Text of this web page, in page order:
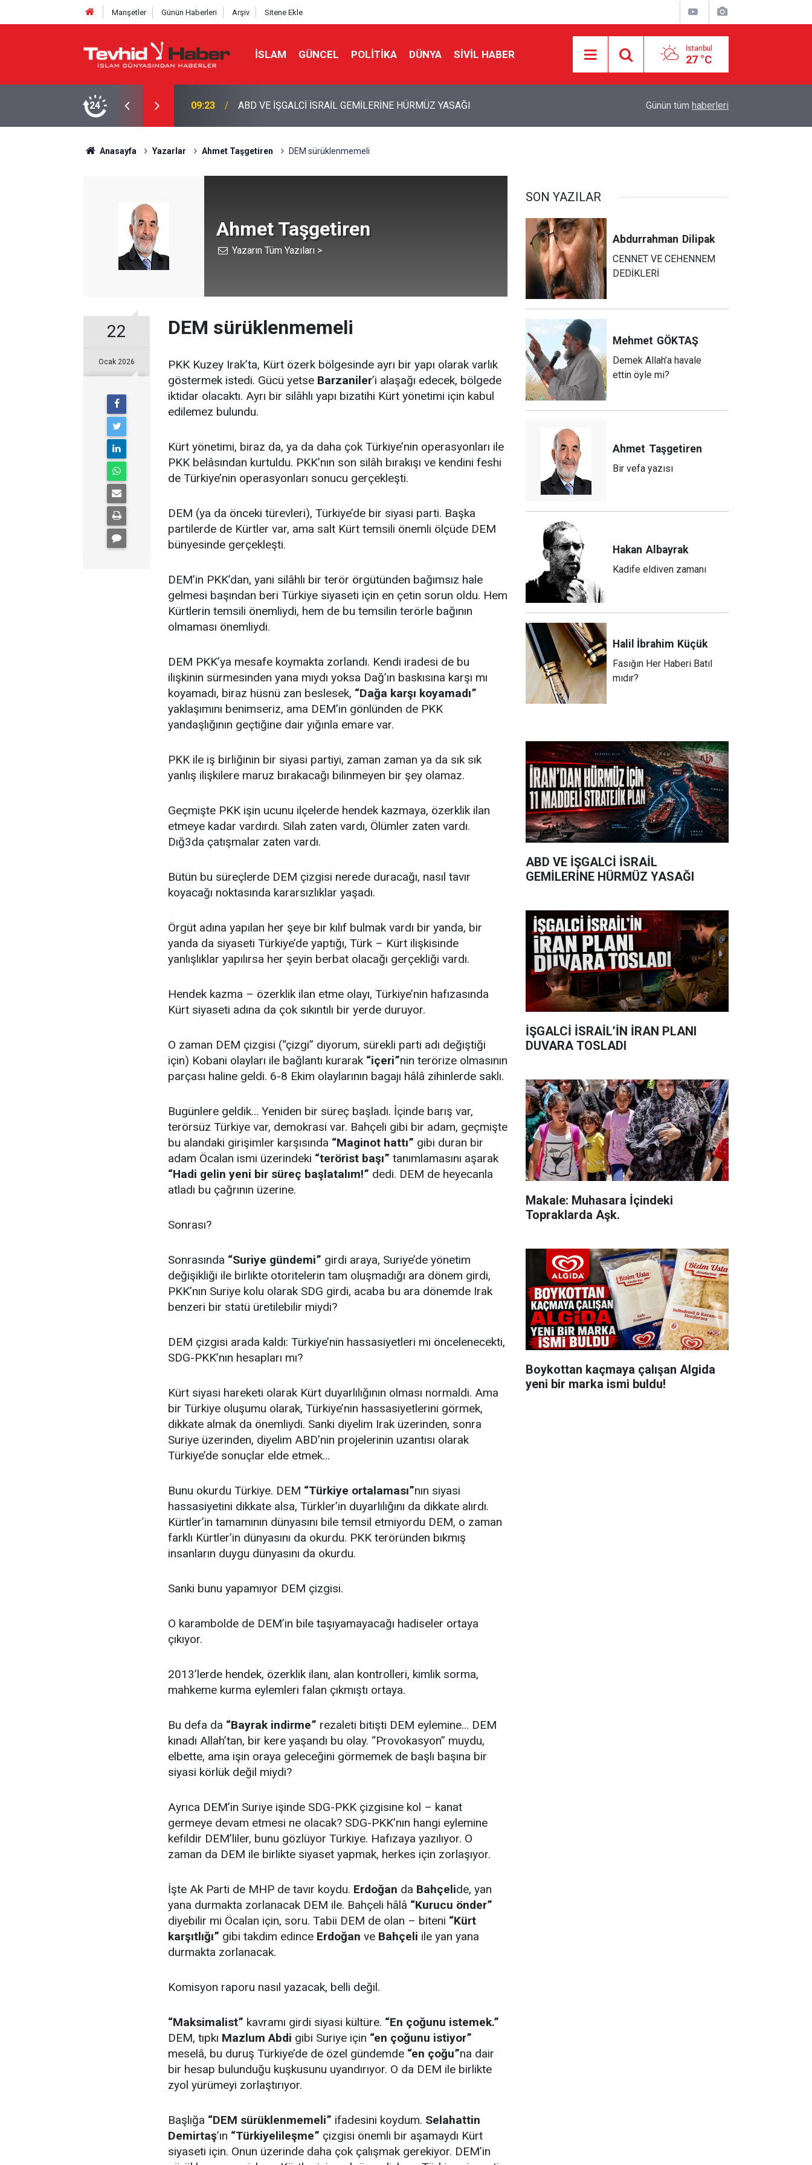
Manşetler Günün Haberleri Arşiv Sitene Ekle
İSLAM GÜNCEL POLITIKA DÜNYA SIVIL HABER İstanbul
27 °C
24
HÜRMÜZ YASAĞI 09:08 İŞGALCİ İSRAİL’İN İRAN PLANI DUVARA TOSLADI Makale: Muhasara İçindeki Topraklarda Aşk.
Günün tüm haberleri
Anasayfa Yazarlar Ahmet Taşgetiren DEM sürüklenmemeli
Ahmet Taşgetiren
Yazarın Tüm Yazıları >
22
Ocak 2026
DEM sürüklenmemeli
PKK Kuzey Irak’ta, Kürt özerk bölgesinde ayrı bir yapı olarak varlık
göstermek istedi. Gücü yetse Barzaniler’i alaşağı edecek, bölgede
iktidar olacaktı. Ayrı bir silâhlı yapı bizatihi Kürt yönetimi için kabul
edilemez bulundu.
Kürt yönetimi, biraz da, ya da daha çok Türkiye’nin operasyonları ile
PKK belâsından kurtuldu. PKK’nın son silâh bırakışı ve kendini feshi
de Türkiye’nin operasyonları sonucu gerçekleşti.
DEM (ya da önceki türevleri), Türkiye’de bir siyasi parti. Başka
partilerde de Kürtler var, ama salt Kürt temsili önemli ölçüde DEM
bünyesinde gerçekleşti.
DEM’in PKK’dan, yani silâhlı bir terör örgütünden bağımsız hale
gelmesi başından beri Türkiye siyaseti için en çetin sorun oldu. Hem
Kürtlerin temsili önemliydi, hem de bu temsilin terörle bağının
olmaması önemliydi.
DEM PKK’ya mesafe koymakta zorlandı. Kendi iradesi de bu
ilişkinin sürmesinden yana mıydı yoksa Dağ’ın baskısına karşı mı
koyamadı, biraz hüsnü zan beslesek, “Dağa karşı koyamadı”
yaklaşımını benimseriz, ama DEM’in gönlünden de PKK
yandaşlığının geçtiğine dair yığınla emare var.
PKK ile iş birliğinin bir siyasi partiyi, zaman zaman ya da sık sık
yanlış ilişkilere maruz bırakacağı bilinmeyen bir şey olamaz.
Geçmişte PKK işin ucunu ilçelerde hendek kazmaya, özerklik ilan
etmeye kadar vardırdı. Silah zaten vardı, Ölümler zaten vardı.
Dığ3da çatışmalar zaten vardı.
Bütün bu süreçlerde DEM çizgisi nerede duracağı, nasıl tavır
koyacağı noktasında kararsızlıklar yaşadı.
Örgüt adına yapılan her şeye bir kılıf bulmak vardı bir yanda, bir
yanda da siyaseti Türkiye’de yaptığı, Türk – Kürt ilişkisinde
yanlışlıklar yapılırsa her şeyin berbat olacağı gerçekliği vardı.
Hendek kazma – özerklik ilan etme olayı, Türkiye’nin hafızasında
Kürt siyaseti adına da çok sıkıntılı bir yerde duruyor.
O zaman DEM çizgisi (“çizgi” diyorum, sürekli parti adı değiştiği
için) Kobani olayları ile bağlantı kurarak “içeri”nin terörize olmasının
parçası haline geldi. 6-8 Ekim olaylarının bagajı hâlâ zihinlerde saklı.
Bugünlere geldik… Yeniden bir süreç başladı. İçinde barış var,
terörsüz Türkiye var, demokrasi var. Bahçeli gibi bir adam, geçmişte
bu alandaki girişimler karşısında “Maginot hattı” gibi duran bir
adam Öcalan ismi üzerindeki “terörist başı” tanımlamasını aşarak
“Hadi gelin yeni bir süreç başlatalım!” dedi. DEM de heyecanla
atladı bu çağrının üzerine.
Sonrası?
Sonrasında “Suriye gündemi” girdi araya, Suriye’de yönetim
değişikliği ile birlikte otoritelerin tam oluşmadığı ara dönem girdi,
PKK’nın Suriye kolu olarak SDG girdi, acaba bu ara dönemde Irak
benzeri bir statü üretilebilir miydi?
DEM çizgisi arada kaldı: Türkiye’nin hassasiyetleri mi öncelenecekti,
SDG-PKK’nın hesapları mı?
Kürt siyasi hareketi olarak Kürt duyarlılığının olması normaldi. Ama
bir Türkiye oluşumu olarak, Türkiye’nin hassasiyetlerini görmek,
dikkate almak da önemliydi. Sanki diyelim Irak üzerinden, sonra
Suriye üzerinden, diyelim ABD’nin projelerinin uzantısı olarak
Türkiye’de sonuçlar elde etmek…
Bunu okurdu Türkiye. DEM “Türkiye ortalaması”nın siyasi
hassasiyetini dikkate alsa, Türkler’in duyarlılığını da dikkate alırdı.
Kürtler’in tamamının dünyasını bile temsil etmiyordu DEM, o zaman
farklı Kürtler’in dünyasını da okurdu. PKK teröründen bıkmış
insanların duygu dünyasını da okurdu.
Sanki bunu yapamıyor DEM çizgisi.
O karambolde de DEM’in bile taşıyamayacağı hadiseler ortaya
çıkıyor.
2013’lerde hendek, özerklik ilanı, alan kontrolleri, kimlik sorma,
mahkeme kurma eylemleri falan çıkmıştı ortaya.
Bu defa da “Bayrak indirme” rezaleti bitişti DEM eylemine… DEM
kınadı Allah’tan, bir kere yaşandı bu olay. “Provokasyon” muydu,
elbette, ama işin oraya geleceğini görmemek de başlı başına bir
siyasi körlük değil miydi?
Ayrıca DEM’in Suriye işinde SDG-PKK çizgisine kol – kanat
germeye devam etmesi ne olacak? SDG-PKK’nın hangi eylemine
kefildir DEM’liler, bunu gözlüyor Türkiye. Hafızaya yazılıyor. O
zaman da DEM ile birlikte siyaset yapmak, herkes için zorlaşıyor.
İşte Ak Parti de MHP de tavır koydu. Erdoğan da Bahçelide, yan
yana durmakta zorlanacak DEM ile. Bahçeli hâlâ “Kurucu önder”
diyebilir mi Öcalan için, soru. Tabii DEM de olan – biteni “Kürt
karşıtlığı” gibi takdim edince Erdoğan ve Bahçeli ile yan yana
durmakta zorlanacak.
Komisyon raporu nasıl yazacak, belli değil.
“Maksimalist” kavramı girdi siyasi kültüre. “En çoğunu istemek.”
DEM, tıpkı Mazlum Abdi gibi Suriye için “en çoğunu istiyor”
meselâ, bu duruş Türkiye’de de özel gündemde “en çoğu”na dair
bir hesap bulunduğu kuşkusunu uyandırıyor. O da DEM ile birlikte
zyol yürümeyi zorlaştırıyor.
Başlığa “DEM sürüklenmemeli” ifadesini koydum. Selahattin
Demirtaş’ın “Türkiyelileşme” çizgisi önemli bir aşamaydı Kürt
siyaseti için. Onun üzerinde daha çok çalışmak gerekiyor. DEM’in
SON YAZILAR
Abdurrahman Dilipak
CENNET VE CEHENNEM
DEDİKLERİ
Mehmet GÖKTAŞ
Demek Allah’a havale
ettin öyle mi?
Ahmet Taşgetiren
Bir vefa yazısı
Hakan Albayrak
Kadife eldiven zamanı
Halil İbrahim Küçük
Fasığın Her Haberi Batıl
mıdır?
ABD VE İŞGALCİ İSRAİL
GEMİLERİNE HÜRMÜZ YASAĞI
İŞGALCİ İSRAİL’İN İRAN PLANI
DUVARA TOSLADI
Makale: Muhasara İçindeki
Topraklarda Aşk.
Boykottan kaçmaya çalışan Algida
yeni bir marka ismi buldu!